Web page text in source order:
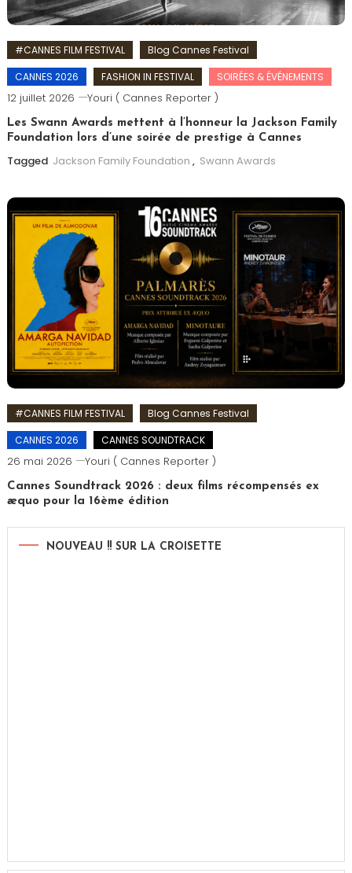
#CANNES FILM FESTIVAL
Blog Cannes Festival
CANNES 2026
FASHION IN FESTIVAL SOIRÉES & ÉVÉNEMENTS
12 juillet 2026 Youri ( Cannes Reporter )
Les Swann Awards mettent à l’honneur la Jackson Family
Foundation lors d’une soirée de prestige à Cannes
Tagged Jackson Family Foundation , Swann Awards
#CANNES FILM FESTIVAL
Blog Cannes Festival
CANNES 2026
CANNES SOUNDTRACK
26 mai 2026 Youri ( Cannes Reporter )
Cannes Soundtrack 2026 : deux films récompensés ex
æquo pour la 16ème édition
NOUVEAU !! SUR LA CROISETTE